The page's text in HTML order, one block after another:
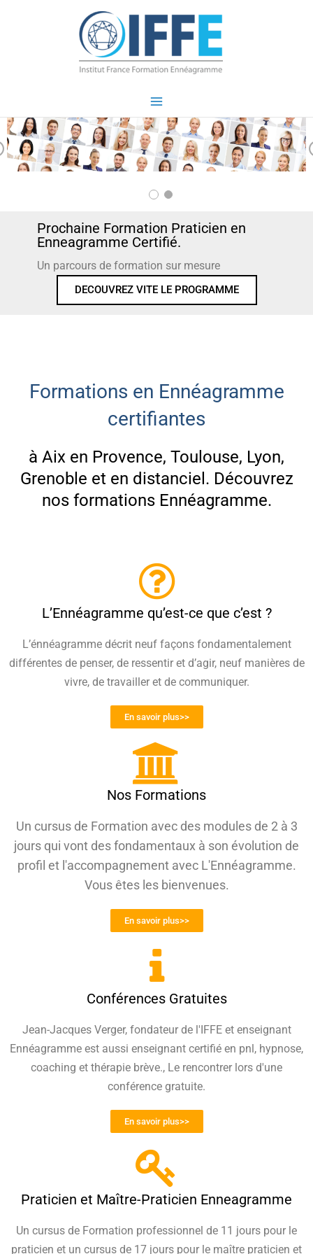
Prochaine Formation Praticien en
Enneagramme Certifié.
Un parcours de formation sur mesure
DECOUVREZ VITE LE PROGRAMME
Formations en Ennéagramme
certifiantes
à Aix en Provence, Toulouse, Lyon,
Grenoble et en distanciel. Découvrez
nos formations Ennéagramme.
L’Ennéagramme qu’est-ce que c’est ?
L’énnéagramme décrit neuf façons fondamentalement
différentes de penser, de ressentir et d’agir, neuf manières de
vivre, de travailler et de communiquer.
En savoir plus>>
Nos Formations
Un cursus de Formation avec des modules de 2 à 3
jours qui vont des fondamentaux à son évolution de
profil et l'accompagnement avec L'Ennéagramme.
Vous êtes les bienvenues.
En savoir plus>>
Conférences Gratuites
Jean-Jacques Verger, fondateur de l'IFFE et enseignant
Ennéagramme est aussi enseignant certifié en pnl, hypnose,
coaching et thérapie brève., Le rencontrer lors d'une
conférence gratuite.
En savoir plus>>
Praticien et Maître-Praticien Enneagramme
Un cursus de Formation professionnel de 11 jours pour le
praticien et un cursus de 17 jours pour le maître praticien et